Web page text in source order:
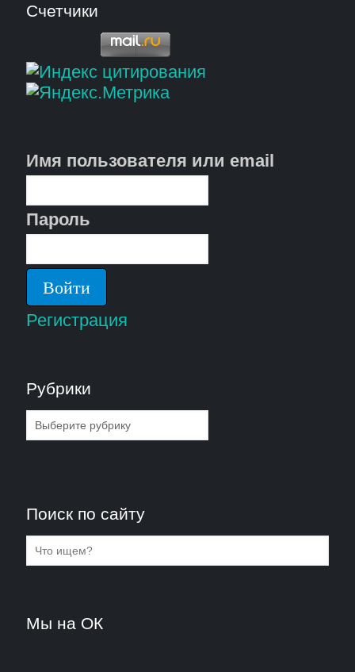
Счетчики
Имя пользователя или email
Пароль
Регистрация
Рубрики
Рубрики
Поиск по сайту
Мы на ОК